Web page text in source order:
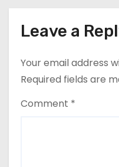
Leave a
Your email address
Required fields are
Comment *